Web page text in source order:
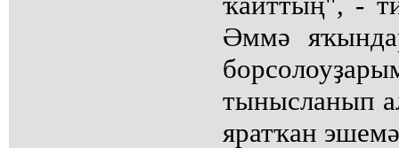
Әммә
тынысланып
яратҡан